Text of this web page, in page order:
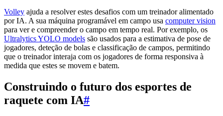
Volley ajuda a resolver estes desafios com um treinador alimentado
por IA. A sua máquina programável em campo usa computer vision
para ver e compreender o campo em tempo real. Por exemplo, os
Ultralytics YOLO models são usados para a estimativa de pose de
jogadores, deteção de bolas e classificação de campos, permitindo
que o treinador interaja com os jogadores de forma responsiva à
medida que estes se movem e batem.
Construindo o futuro dos esportes de
raquete com IA#